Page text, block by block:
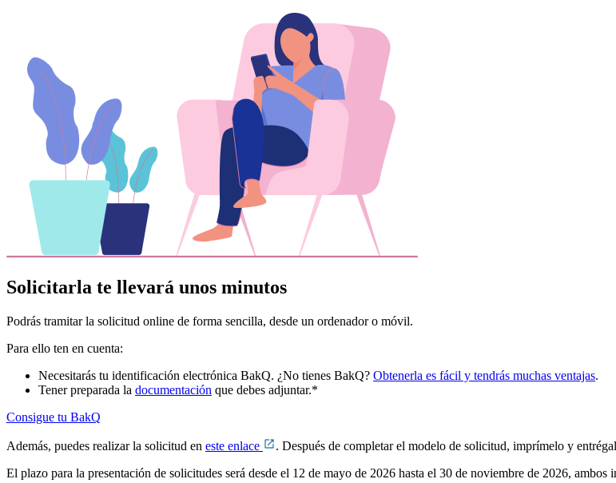
Solicitarla te llevará unos minutos
Podrás tramitar la solicitud online de forma sencilla, desde un ordenador o móvil.
Para ello ten en cuenta:
Necesitarás tu identificación electrónica BakQ. ¿No tienes BakQ? Obtenerla es fácil y tendrás muchas ventajas.
Tener preparada la documentación que debes adjuntar.*
Consigue tu BakQ
Además, puedes realizar la solicitud en este enlace . Después de completar el modelo de solicitud, imprímelo y
El plazo para la presentación de solicitudes será desde el 12 de mayo de 2026 hasta el 30 de noviembre de 2026, ambos